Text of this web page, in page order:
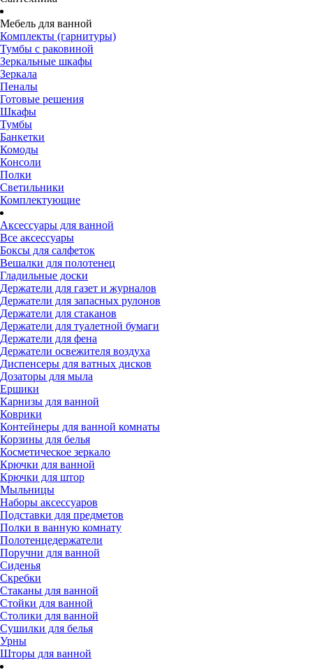
Мебель для ванной
Комплекты (гарнитуры)
Тумбы с раковиной
Зеркальные шкафы
Зеркала
Пеналы
Готовые решения
Шкафы
Тумбы
Банкетки
Комоды
Консоли
Полки
Светильники
Комплектующие
Аксессуары для ванной
Все аксессуары
Боксы для салфеток
Вешалки для полотенец
Гладильные доски
Держатели для газет и журналов
Держатели для запасных рулонов
Держатели для стаканов
Держатели для туалетной бумаги
Держатели для фена
Держатели освежителя воздуха
Диспенсеры для ватных дисков
Дозаторы для мыла
Ершики
Карнизы для ванной
Коврики
Контейнеры для ванной комнаты
Корзины для белья
Косметическое зеркало
Крючки для ванной
Крючки для штор
Мыльницы
Наборы аксессуаров
Подставки для предметов
Полки в ванную комнату
Полотенцедержатели
Поручни для ванной
Сиденья
Скребки
Стаканы для ванной
Стойки для ванной
Столики для ванной
Сушилки для белья
Урны
Шторы для ванной